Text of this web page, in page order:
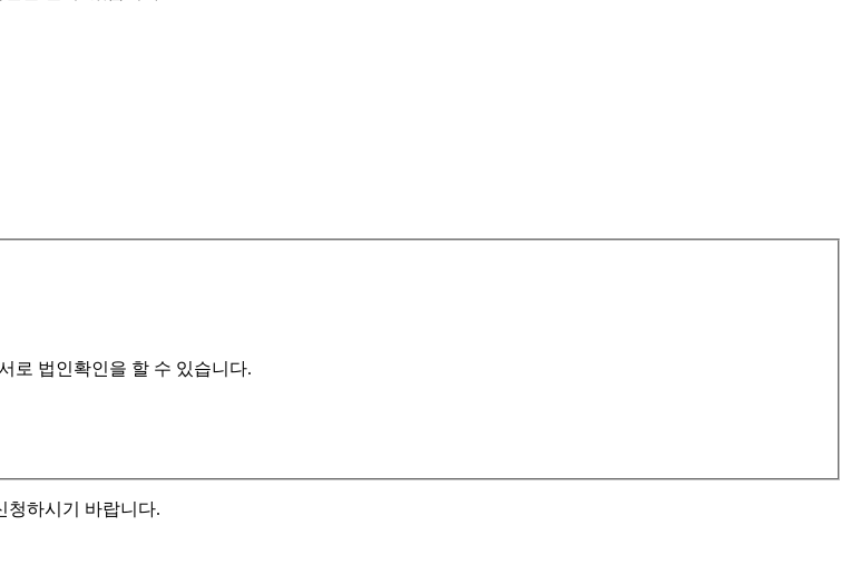
로 법인확인을 할 수 있습니다.
청하시기 바랍니다.